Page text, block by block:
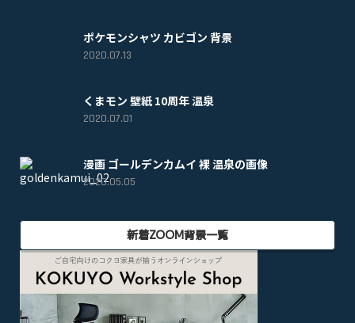
ポケモンシャツ カビゴン 背景
2020.07.13
くまモン 壁紙 10周年 温泉
2020.07.01
漫画 ゴールデンカムイ 裸 温泉の画像
2020.05.05
新着ZOOM背景一覧